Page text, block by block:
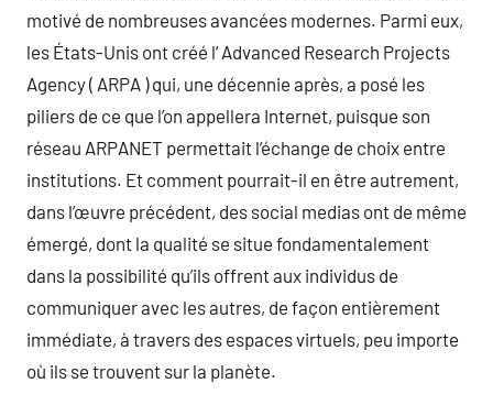
motivé de nombreuses avancées modernes. Parmi eux,
les États-Unis ont créé l’ Advanced Research Projects
Agency ( ARPA ) qui, une décennie après, a posé les
piliers de ce que l’on appellera Internet, puisque son
réseau ARPANET permettait l’échange de choix entre
institutions. Et comment pourrait-il en être autrement,
dans l’œuvre précédent, des social medias ont de même
émergé, dont la qualité se situe fondamentalement
dans la possibilité qu’ils offrent aux individus de
communiquer avec les autres, de façon entièrement
immédiate, à travers des espaces virtuels, peu importe
où ils se trouvent sur la planète.